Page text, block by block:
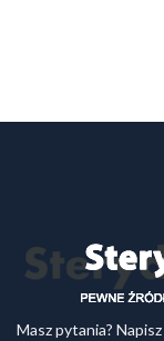
Masz pytania?